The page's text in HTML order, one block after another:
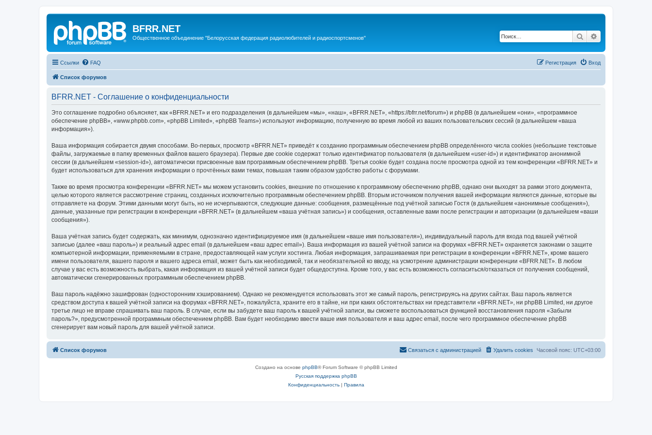
BFRR.NET
Общественное объединение "Белорусская федерация радиолюбителей и радиоспортсменов" Поиск
Ссылки FAQ Вход
Регистрация
Список форумов
BFRR.NET - Соглашение о конфиденциальности
Это соглашение подробно объясняет, как «BFRR.NET» и его подразделения (в дальнейшем «мы», «наш», «BFRR.NET», «https://bfrr.net/forum») и phpBB (в дальнейшем «они», «программное
обеспечение phpBB», «www.phpbb.com», «phpBB Limited», «phpBB Teams») используют информацию, полученную во время любой из ваших пользовательских сессий (в дальнейшем «ваша
информация»).
Ваша информация собирается двумя способами. Во-первых, просмотр «BFRR.NET» приведёт к созданию программным обеспечением phpBB определённого числа cookies (небольшие текстовые
файлы, загружаемые в папку временных файлов вашего браузера). Первые две cookie содержат только идентификатор пользователя (в дальнейшем «user-id») и идентификатор анонимной
сессии (в дальнейшем «session-id»), автоматически присвоенные вам программным обеспечением phpBB. Третья cookie будет создана после просмотра одной из тем конференции «BFRR.NET» и
будет использоваться для хранения информации о прочтённых вами темах, повышая таким образом удобство работы с форумами.
Также во время просмотра конференции «BFRR.NET» мы можем установить cookies, внешние по отношению к программному обеспечению phpBB, однако они выходят за рамки этого документа,
целью которого является рассмотрение страниц, созданных исключительно программным обеспечением phpBB. Вторым источником получения вашей информации являются данные, которые вы
отправляете на форум. Этими данными могут быть, но не исчерпываются, следующие данные: сообщения, размещённые под учётной записью Гостя (в дальнейшем «анонимные сообщения»),
данные, указанные при регистрации в конференции «BFRR.NET» (в дальнейшем «ваша учётная запись») и сообщения, оставленные вами после регистрации и авторизации (в дальнейшем «ваши
сообщения»).
Ваша учётная запись будет содержать, как минимум, однозначно идентифицируемое имя (в дальнейшем «ваше имя пользователя»), индивидуальный пароль для входа под вашей учётной
записью (далее «ваш пароль») и реальный адрес email (в дальнейшем «ваш адрес email»). Ваша информация из вашей учётной записи на форумах «BFRR.NET» охраняется законами о защите
компьютерной информации, применяемыми в стране, предоставляющей нам услуги хостинга. Любая информация, запрашиваемая при регистрации в конференции «BFRR.NET», кроме вашего
имени пользователя, вашего пароля и вашего адреса email, может быть как необходимой, так и необязательной ко вводу, на усмотрение администрации конференции «BFRR.NET». В любом
случае у вас есть возможность выбрать, какая информация из вашей учётной записи будет общедоступна. Кроме того, у вас есть возможность согласиться/отказаться от получения сообщений,
автоматически сгенерированных программным обеспечением phpBB.
Ваш пароль надёжно зашифрован (односторонним хэшированием). Однако не рекомендуется использовать этот же самый пароль, регистрируясь на других сайтах. Ваш пароль является
средством доступа к вашей учётной записи на форумах «BFRR.NET», пожалуйста, храните его в тайне, ни при каких обстоятельствах ни представители «BFRR.NET», ни phpBB Limited, ни другое
третье лицо не вправе спрашивать ваш пароль. В случае, если вы забудете ваш пароль к вашей учётной записи, вы сможете воспользоваться функцией восстановления пароля «Забыли
пароль?», предусмотренной программным обеспечением phpBB. Вам будет необходимо ввести ваше имя пользователя и ваш адрес email, после чего программное обеспечение phpBB
сгенерирует вам новый пароль для вашей учётной записи.
Список форумов Часовой пояс: UTC+03:00
Удалить cookies
Связаться с администрацией
Создано на основе phpBB® Forum Software © phpBB Limited
Русская поддержка phpBB
Конфиденциальность| Правила